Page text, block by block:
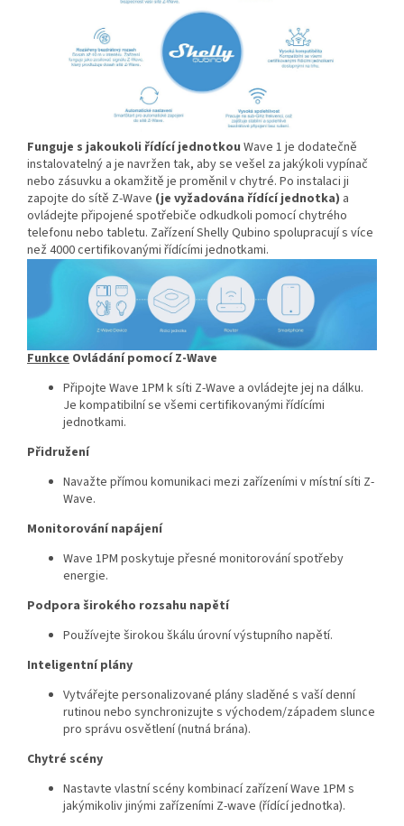
Funguje s jakoukoli řídící jednotkou Wave 1 je dodatečně
instalovatelný a je navržen tak, aby se vešel za jakýkoli vypínač
nebo zásuvku a okamžitě je proměnil v chytré. Po instalaci ji
zapojte do sítě Z-Wave (je vyžadována řídící jednotka) a
ovládejte připojené spotřebiče odkudkoli pomocí chytrého
telefonu nebo tabletu. Zařízení Shelly Qubino spolupracují s více
než 4000 certifikovanými řídícími jednotkami.
Funkce Ovládání pomocí Z-Wave
Připojte Wave 1PM k síti Z-Wave a ovládejte jej na dálku.
Je kompatibilní se všemi certifikovanými řídícími
jednotkami.
Přidružení
Navažte přímou komunikaci mezi zařízeními v místní síti Z-
Wave.
Monitorování napájení
Wave 1PM poskytuje přesné monitorování spotřeby
energie.
Podpora širokého rozsahu napětí
Používejte širokou škálu úrovní výstupního napětí.
Inteligentní plány
Vytvářejte personalizované plány sladěné s vaší denní
rutinou nebo synchronizujte s východem/západem slunce
pro správu osvětlení (nutná brána).
Chytré scény
Nastavte vlastní scény kombinací zařízení Wave 1PM s
jakýmikoliv jinými zařízeními Z-wave (řídící jednotka).